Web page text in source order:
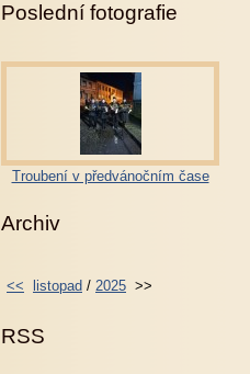
Poslední fotografie
Troubení v předvánočním čase
Archiv
<< listopad / 2025 >>
RSS